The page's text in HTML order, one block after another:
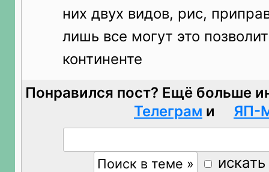
них двух видов, рис,
лишь все могут это
континенте
Понравился пост? Ещё больше
Телеграм и ЯП-